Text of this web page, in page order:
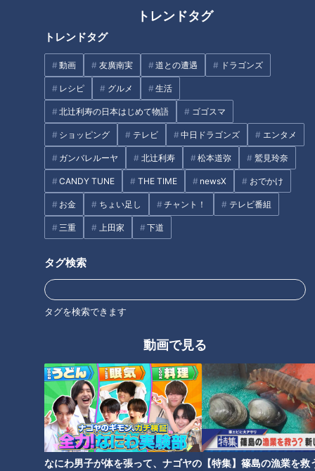
トレンドタグ
トレンドタグ
動画 友廣南実 道との遭遇 ドラゴンズ
レシピ グルメ 生活
北辻利寿の日本はじめて物語 ゴゴスマ
ショッピング テレビ 中日ドラゴンズ エンタメ
ガンバレルーヤ 北辻利寿 松本道弥 鷲見玲奈
CANDY TUNE THE TIME newsX おでかけ
お金 ちょい足し チャント！ テレビ番組
三重 上田家 下道
タグ検索
タグを検索できます
動画で見る
なにわ男子が体を張って、ナゴヤの【特集】篠島の漁業を救
すると、“えにし”というとんかつ屋さんのトンテキが美味し
い、とのこと。
ニンニクが入っていて、疲れたときにもおススメなんだそう。
四日市市の取材以来、トンテキが大好きになった副島くん。こ
れは是非とも食べたいところです！
CBCテレビ『チャント！』なりゆきアフロ
元で人気のとんかつ・トンテキの専門店。
使っている“和豚もちぶた”は新潟産のブランド豚で、ビタミン
Bが豊富。
脂身がじんわりと甘く、アッサリとしているのにモチモチとし
たお餅のような食感が特徴です。